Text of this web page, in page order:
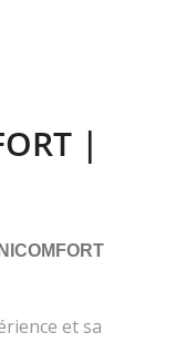
|
et sa